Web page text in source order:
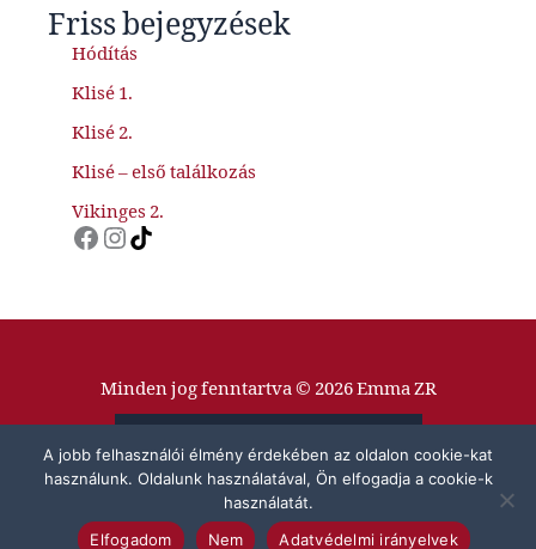
Friss bejegyzések
Hódítás
Klisé 1.
Klisé 2.
Klisé – első találkozás
Vikinges 2.
Facebook InstagramTikTok
Minden jog fenntartva © 2026 Emma ZR
Impresszum
A jobb felhasználói élmény érdekében az oldalon cookie-kat
használunk. Oldalunk használatával, Ön elfogadja a cookie-k
használatát.
Elfogadom
Nem Adatvédelmi irányelvek